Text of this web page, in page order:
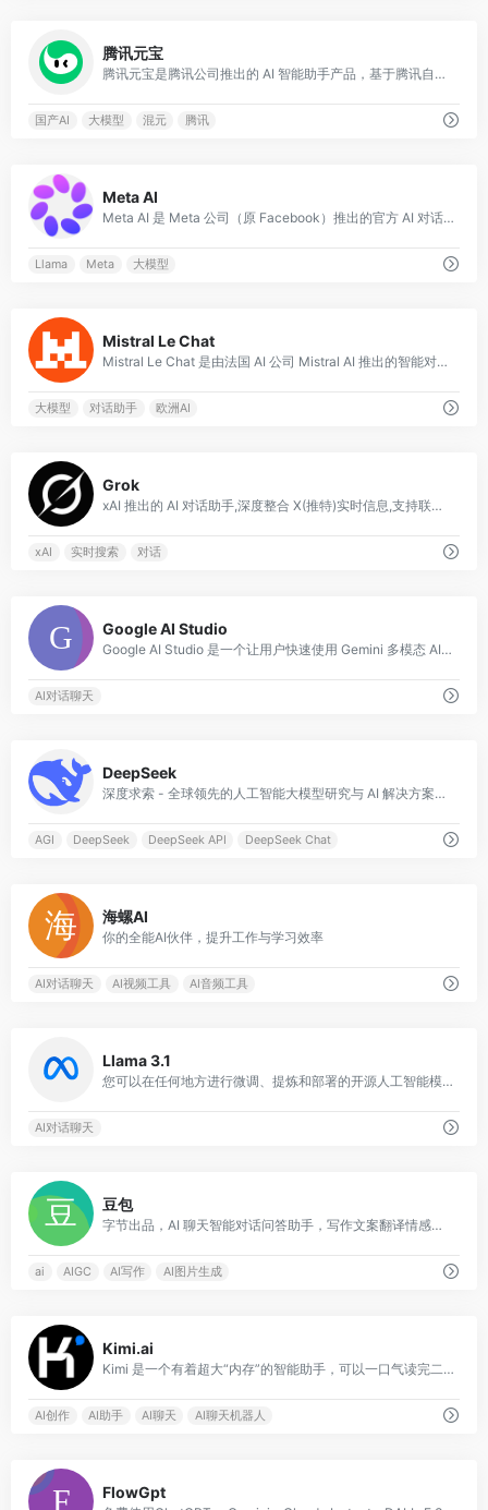
腾讯元宝
腾讯元宝是腾讯公司推出的 AI 智能助手产品，基于腾讯自研的混元大模型构建，于 2024 年正式上线。
国产AI 大模型 混元 腾讯
Meta AI
Meta AI 是 Meta 公司（原 Facebook）推出的官方 AI 对话助手，基于其开源大语言模型 Llama 系列构建。
Llama Meta 大模型
Mistral Le Chat
Mistral Le Chat 是由法国 AI 公司 Mistral AI 推出的智能对话助手，基于其自研的高性能大语言模型构建。
大模型 对话助手 欧洲AI
Grok
xAI 推出的 AI 对话助手,深度整合 X(推特)实时信息,支持联网搜索、图像生成与推理。
xAI 实时搜索 对话
Google AI Studio
Google AI Studio 是一个让用户快速使用 Gemini 多模态 AI 模型的开发平台。
AI对话聊天
DeepSeek
深度求索 - 全球领先的人工智能大模型研究与 AI 解决方案提供商
AGI DeepSeek DeepSeek API DeepSeek Chat
海螺AI
你的全能AI伙伴，提升工作与学习效率
AI对话聊天 AI视频工具 AI音频工具
Llama 3.1
您可以在任何地方进行微调、提炼和部署的开源人工智能模型。我们最新的指令调整模型有 80 亿、700 亿和 4050 亿版本可用。
AI对话聊天
豆包
字节出品，AI 聊天智能对话问答助手，写作文案翻译情感陪伴编程全能工具。豆包为你答疑解惑，提供灵感，辅助创作，也可以和你畅聊任何你感兴趣的话题。
ai AIGC AI写作 AI图片生成
Kimi.ai
Kimi 是一个有着超大“内存”的智能助手，可以一口气读完二十万字的小说，还会上网冲浪，快来跟他聊聊吧
AI创作 AI助手 AI聊天 AI聊天机器人
FlowGpt